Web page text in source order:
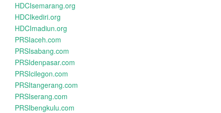
HDCIsemarang.org
HDCIkediri.org
HDCImadiun.org
PRSIaceh.com
PRSIsabang.com
PRSIdenpasar.com
PRSIcilegon.com
PRSItangerang.com
PRSIserang.com
PRSIbengkulu.com